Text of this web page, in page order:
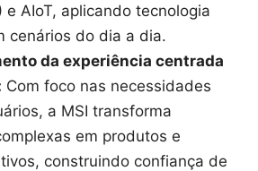
e AIoT, aplicando tecnologia
cenários do dia a dia.
da experiência centrada
Com foco nas necessidades
a MSI transforma
em produtos e
construindo confiança de